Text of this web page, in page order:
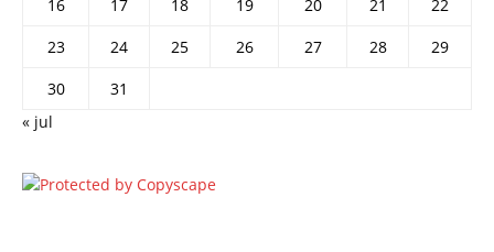
16
17 18 19 20 21
22
23
24 25 26 27 28
29
30
31
« jul